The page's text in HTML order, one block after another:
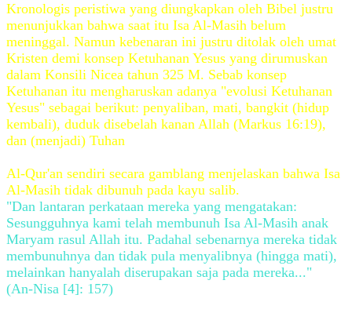
Kronologis peristiwa yang diungkapkan oleh Bibel justru
menunjukkan bahwa saat itu Isa Al-Masih belum
meninggal. Namun kebenaran ini justru ditolak oleh umat
Kristen demi konsep Ketuhanan Yesus yang dirumuskan
dalam Konsili Nicea tahun 325 M. Sebab konsep
Ketuhanan itu mengharuskan adanya "evolusi Ketuhanan
Yesus" sebagai berikut: penyaliban, mati, bangkit (hidup
kembali), duduk disebelah kanan Allah (Markus 16:19),
dan (menjadi) Tuhan
Al-Qur'an sendiri secara gamblang menjelaskan bahwa Isa
Al-Masih tidak dibunuh pada kayu salib.
"Dan lantaran perkataan mereka yang mengatakan:
Sesungguhnya kami telah membunuh Isa Al-Masih anak
Maryam rasul Allah itu. Padahal sebenarnya mereka tidak
membunuhnya dan tidak pula menyalibnya (hingga mati),
melainkan hanyalah diserupakan saja pada mereka..."
(An-Nisa [4]: 157)